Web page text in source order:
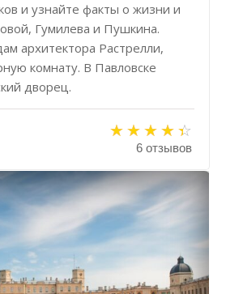
и узнайте факты о жизни и
Гумилева и Пушкина.
архитектора Растрелли,
комнату. В Павловске
дворец.
6 отзывов